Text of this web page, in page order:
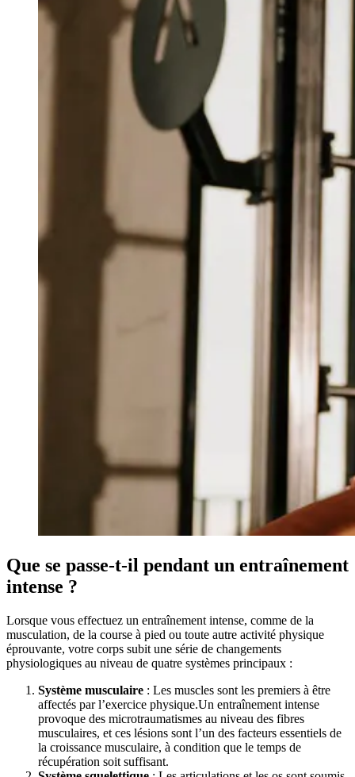
Que se passe-t-il pendant un entraînement
intense ?
Lorsque vous effectuez un entraînement intense, comme de la
musculation, de la course à pied ou toute autre activité physique
éprouvante, votre corps subit une série de changements
physiologiques au niveau de quatre systèmes principaux :
Système musculaire : Les muscles sont les premiers à être
affectés par l’exercice physique.Un entraînement intense
provoque des microtraumatismes au niveau des fibres
musculaires, et ces lésions sont l’un des facteurs essentiels de
la croissance musculaire, à condition que le temps de
récupération soit suffisant.